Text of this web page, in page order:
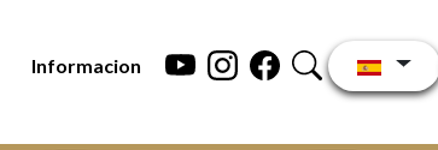
Informacion